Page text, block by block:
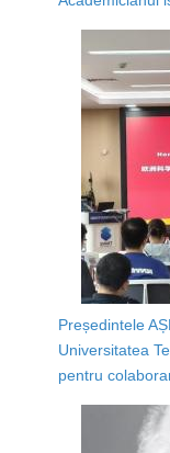
Președintele
Universitatea
pentru